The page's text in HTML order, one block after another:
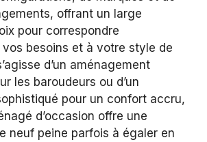
offrant un large
pour correspondre
besoins et à votre style de
d’un aménagement
les baroudeurs ou d’un
pour un confort accru,
d’occasion offre une
neuf peine parfois à égaler en